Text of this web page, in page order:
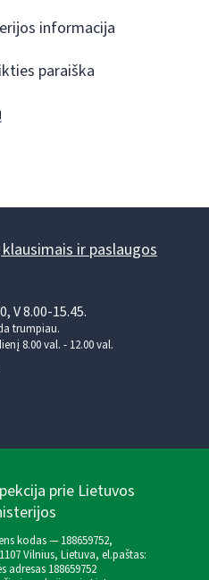
informacija
paraiška
ir paslaugos
V 8.00-15.45.
trumpiau.
8.00 val. - 12.00 val.
prie Lietuvos
kodas — 188659752,
Vilnius, Lietuva, el.paštas:
adresas 188659752